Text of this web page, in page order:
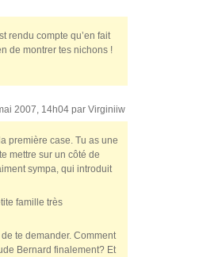
rendu compte qu’en fait
de montrer tes nichons !
2007, 14h04 par Virginiiw
première case. Tu as une
mettre sur un côté de
sympa, qui introduit
famille très
te demander. Comment
Bernard finalement? Et